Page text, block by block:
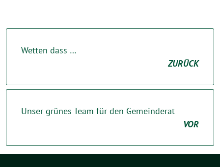
Wetten dass …
ZURÜCK
Unser grünes Team für den Gemeinderat
VOR